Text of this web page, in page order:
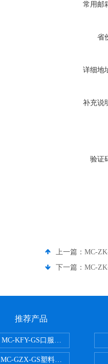
常用邮
省
详细地
补充说
验证
上一篇： MC-
下一篇： MC-
推荐产品
MC-KFY-GS口服液灌装线
MC-GZX-GS塑料瓶高速跟踪式灌